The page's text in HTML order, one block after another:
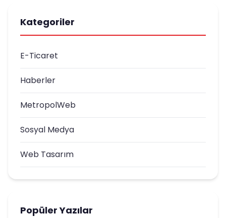
Kategoriler
E-Ticaret
Haberler
MetropolWeb
Sosyal Medya
Web Tasarım
Popüler Yazılar